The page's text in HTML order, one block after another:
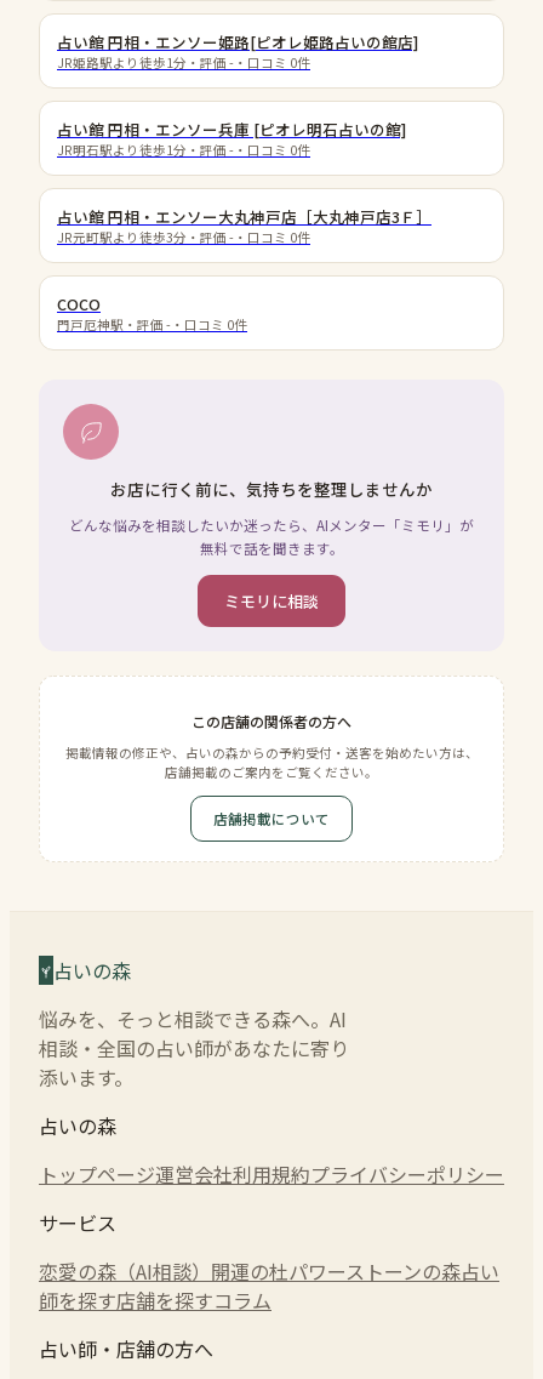
占い館 円相・エンソー姫路[ピオレ姫路占いの館店]
JR姫路駅より徒歩1分 ・評価 - ・口コミ 0件
占い館 円相・エンソー兵庫 [ピオレ明石占いの館]
JR明石駅より徒歩1分 ・評価 - ・口コミ 0件
占い館 円相・エンソー大丸神戸店［大丸神戸店3Ｆ］
JR元町駅より徒歩3分 ・評価 - ・口コミ 0件
COCO
門戸厄神駅 ・評価 - ・口コミ 0件
お店に行く前に、気持ちを整理しませんか
どんな悩みを相談したいか迷ったら、AIメンター「ミモリ」が
無料で話を聞きます。
ミモリに相談
この店舗の関係者の方へ
掲載情報の修正や、占いの森からの予約受付・送客を始めたい方は、
店舗掲載のご案内をご覧ください。
店舗掲載について
占いの森
悩みを、そっと相談できる森へ。AI
相談・全国の占い師があなたに寄り
添います。
占いの森
トップページ運営会社利用規約プライバシーポリシー
サービス
恋愛の森（AI相談） 開運の杜パワーストーンの森占い
師を探す店舗を探すコラム
占い師・店舗の方へ